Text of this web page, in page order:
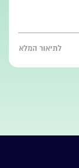
לתיאור המלא